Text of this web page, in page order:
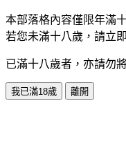
本部落格內容僅限年滿
若您未滿十八歲，請立
已滿十八歲者，亦請勿
我已滿18歲 離開